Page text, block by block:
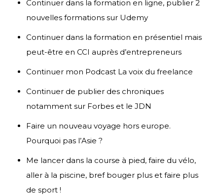
Continuer dans la formation en ligne, publier 2
nouvelles formations sur Udemy
Continuer dans la formation en présentiel mais
peut-être en CCI auprès d’entrepreneurs
Continuer mon Podcast La voix du freelance
Continuer de publier des chroniques
notamment sur Forbes et le JDN
Faire un nouveau voyage hors europe.
Pourquoi pas l’Asie ?
Me lancer dans la course à pied, faire du vélo,
aller à la piscine, bref bouger plus et faire plus
de sport !